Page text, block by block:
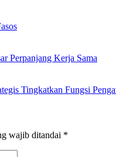
Perpanjang Kerja Sama
Tingkatkan Fungsi
wajib ditandai *